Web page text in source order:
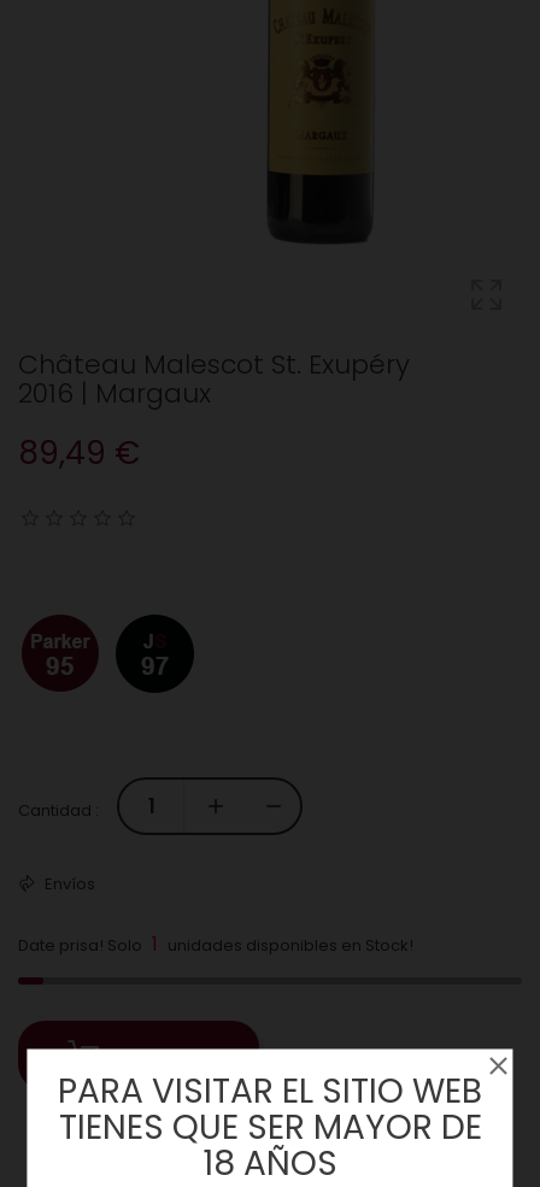
Château Malescot St. Exupéry
2016 | Margaux
89,49 €
Cantidad :
Envíos
Date prisa! Solo 1 unidades disponibles en Stock!
COMPRAR
PARA VISITAR EL SITIO WEB
TIENES QUE SER MAYOR DE
18 AÑOS